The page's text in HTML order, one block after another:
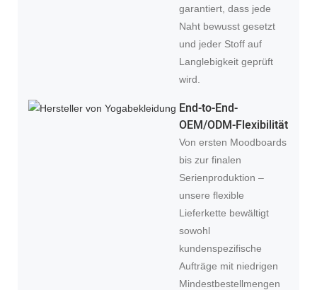
garantiert, dass jede
Naht bewusst gesetzt
und jeder Stoff auf
Langlebigkeit geprüft
wird.
End-to-End-
OEM/ODM-Flexibilität
Von ersten Moodboards
bis zur finalen
Serienproduktion –
unsere flexible
Lieferkette bewältigt
sowohl
kundenspezifische
Aufträge mit niedrigen
Mindestbestellmengen